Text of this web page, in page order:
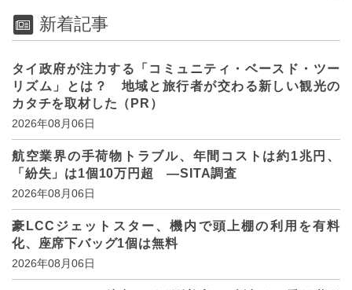
新着記事
タイ政府が注力する「コミュニティ・ベースド・ツー
リズム」とは？ 地域と旅行者が交わる新しい観光の
カタチを取材した（PR）
2026年08月06日
航空業界の手荷物トラブル、年間コストは約1兆円、
「紛失」は1個10万円超 ―SITA調査
2026年08月06日
豪LCCジェットスター、機内で頭上棚の利用を有料
化、座席下バッグ1個は無料
2026年08月06日